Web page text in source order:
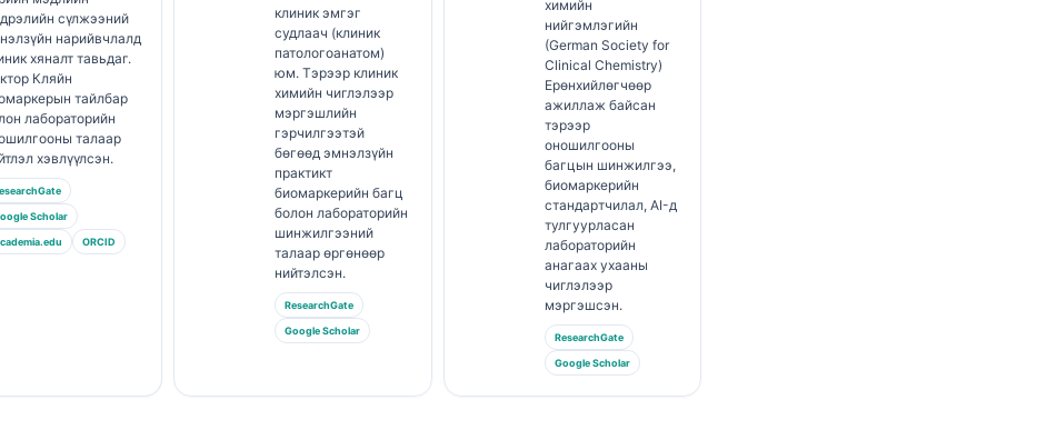
сүлжээний
нарийвчлалд
хяналт тавьдаг.
Кляйн
тайлбар
лабораторийн
талаар
хэвлүүлсэн.
Scholar
ORCID
клиник эмгэг
судлаач (клиник
патологоанатом)
юм. Тэрээр клиник
химийн чиглэлээр
мэргэшлийн
гэрчилгээтэй
бөгөөд эмнэлзүйн
практикт
биомаркерийн багц
болон лабораторийн
шинжилгээний
талаар өргөнөөр
нийтэлсэн.
ResearchGate
Google Scholar
химийн
нийгэмлэгийн
(German Society for
Clinical Chemistry)
Ерөнхийлөгчөөр
ажиллаж байсан
тэрээр
оношилгооны
багцын шинжилгээ,
биомаркерийн
стандартчилал, AI-д
тулгуурласан
лабораторийн
анагаах ухааны
чиглэлээр
мэргэшсэн.
ResearchGate
Google Scholar